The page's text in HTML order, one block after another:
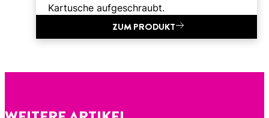
Kartusche aufgeschraubt.
ZUM PRODUKT